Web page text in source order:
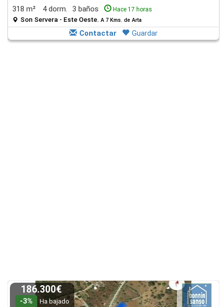
318 m²
4 dorm. 3 baños Hace 17 horas
Son Servera - Este Oeste. A 7 Kms. de Arta
Contactar Guardar
186.300€
-3%
Ha bajado